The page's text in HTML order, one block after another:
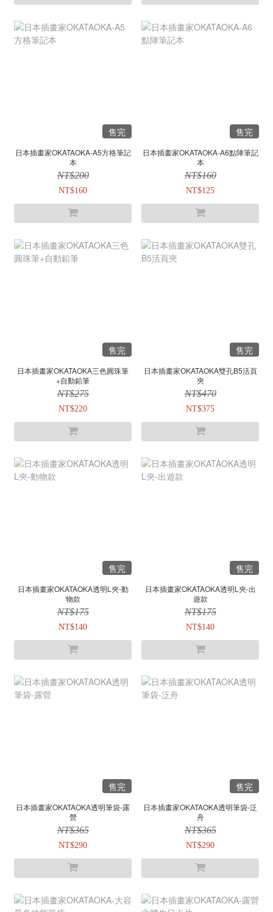
售完
日本插畫家OKATAOKA-A5方格筆記
本
NT$200
NT$160
售完
日本插畫家OKATAOKA-A6點陣筆記
本
NT$160
NT$125
售完
日本插畫家OKATAOKA三色圓珠筆
+自動鉛筆
NT$275
NT$220
售完
日本插畫家OKATAOKA雙孔B5活頁
夾
NT$470
NT$375
售完
日本插畫家OKATAOKA透明L夾-動
物款
NT$175
NT$140
售完
日本插畫家OKATAOKA透明L夾-出
遊款
NT$175
NT$140
售完
日本插畫家OKATAOKA透明筆袋-露
營
NT$365
NT$290
售完
日本插畫家OKATAOKA透明筆袋-泛
舟
NT$365
NT$290